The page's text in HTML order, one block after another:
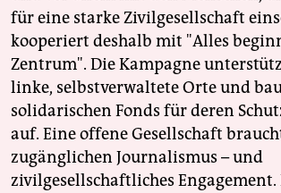
für eine starke Zivilgesellschaft
kooperiert deshalb mit "Alles
Zentrum". Die Kampagne
linke, selbstverwaltete Orte und
solidarischen Fonds für deren
auf. Eine offene Gesellschaft
zugänglichen Journalismus – und
zivilgesellschaftliches Engagement.